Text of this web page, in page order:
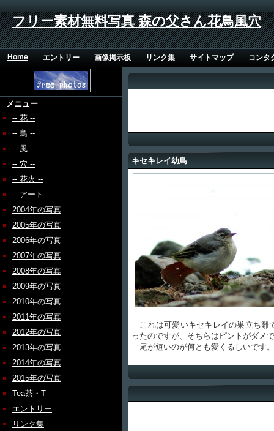
フリー素材無料写真 森の父さん花鳥風穴
Home エントリー 画像掲示板 リンク集 サイトマップ コンタ
メニュー
-- 花 --
-- 鳥 --
-- 風 --
-- 穴 --
-- 花火 --
-- アート --
2004年の写真
2005年の写真
2006年の写真
2007年の写真
2008年の写真
2009年の写真
2010年の写真
2011年の写真
2012年の写真
2013年の写真
2014年の写真
2015年の写真
Tea茶・T
エントリー
リンク集
キセキレイ幼鳥
これは可愛いキセキレイの巣立ち雛
ったのですが、そちらはピントがダメ
尾が短いのが何とも愛くるしいです。